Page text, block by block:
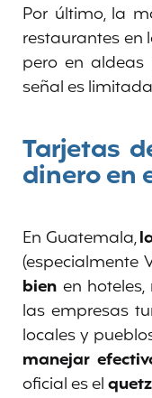
Por último, la
restaurantes en
pero en
señal es
Tarjetas
dinero en
En Guatemala,
(especialmente
bien en
las empresas
locales y
manejar
oficial es el